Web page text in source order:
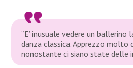
“E’ inusuale vedere un ballerino
danza classica. Apprezzo
nonostante ci siano state delle